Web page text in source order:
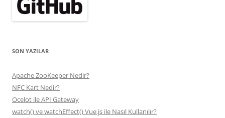
SON YAZILAR
Apache ZooKeeper Nedir?
NFC Kart Nedir?
Ocelot ile API Gateway
watch() ve watchEffect() Vue.js ile Nasıl Kullanılır?